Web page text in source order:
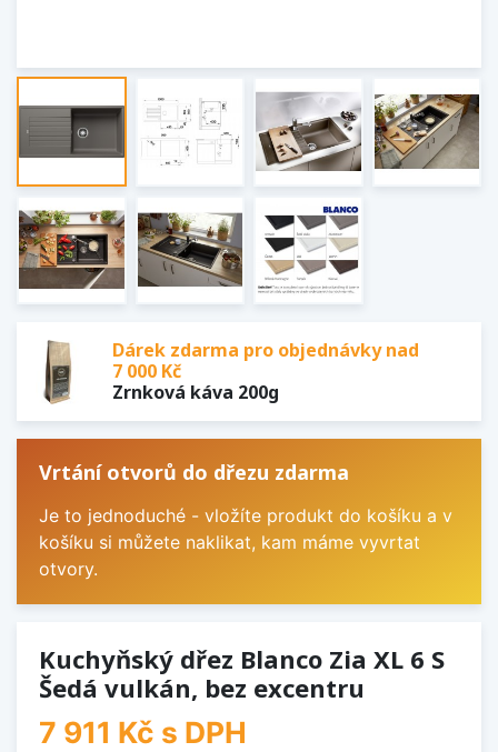
Dárek zdarma pro objednávky nad
7 000 Kč
Zrnková káva 200g
Vrtání otvorů do dřezu zdarma
Je to jednoduché - vložíte produkt do košíku a v
košíku si můžete naklikat, kam máme vyvrtat
otvory.
Kuchyňský dřez Blanco Zia XL 6 S
Šedá vulkán, bez excentru
7 911 Kč s DPH